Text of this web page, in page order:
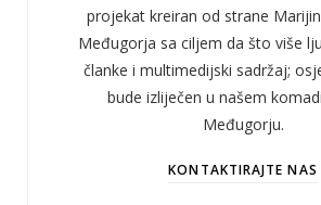
projekat kreiran od strane
Međugorja sa ciljem da što više
članke i multimedijski sadržaj;
bude izliječen u našem
Međugorju.
KONTAKTIRAJTE NAS